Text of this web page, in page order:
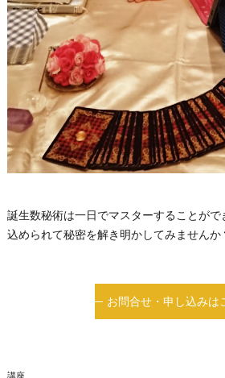
誕生数秘術は一日でマスターすることが
込められて秘密を解き明かしてみませんか
お問合せ・申し込みは
講座